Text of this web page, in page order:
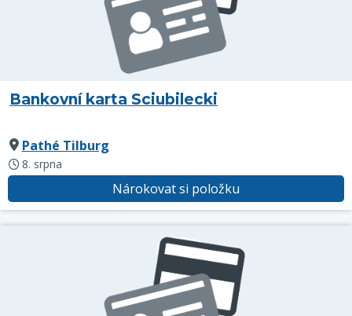
Bankovní karta Sciubilecki
Pathé Tilburg
8. srpna
Nárokovat si položku